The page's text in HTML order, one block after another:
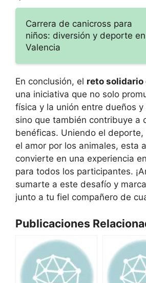
Carrera de canicross para
niños: diversión y deporte en
Valencia
En conclusión, el reto solidario
una iniciativa que no solo
física y la unión entre dueños
sino que también contribuye a
benéficas. Uniendo el
el amor por los animales, esta
convierte en una experiencia
para todos los participantes.
sumarte a este desafío y
junto a tu fiel compañero de
Publicaciones